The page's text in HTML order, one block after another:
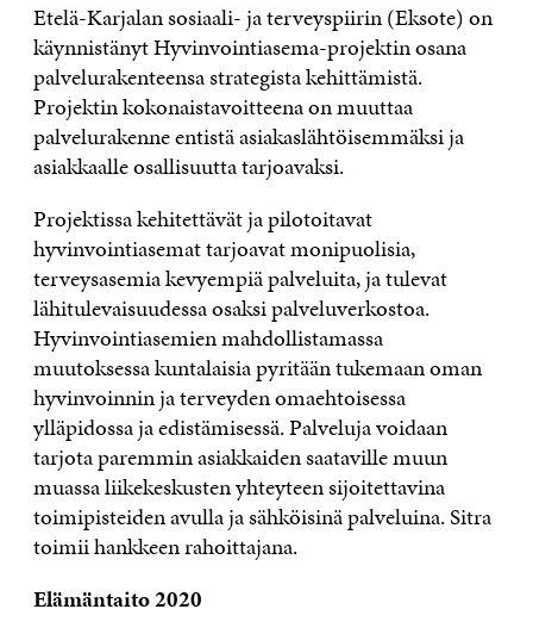
Etelä-Karjalan sosiaali- ja terveyspiirin (Eksote) on
käynnistänyt Hyvinvointiasema-projektin osana
palvelurakenteensa strategista kehittämistä.
Projektin kokonaistavoitteena on muuttaa
palvelurakenne entistä asiakaslähtöisemmäksi ja
asiakkaalle osallisuutta tarjoavaksi.
Projektissa kehitettävät ja pilotoitavat
hyvinvointiasemat tarjoavat monipuolisia,
terveysasemia kevyempiä palveluita, ja tulevat
lähitulevaisuudessa osaksi palveluverkostoa.
Hyvinvointiasemien mahdollistamassa
muutoksessa kuntalaisia pyritään tukemaan oman
hyvinvoinnin ja terveyden omaehtoisessa
ylläpidossa ja edistämisessä. Palveluja voidaan
tarjota paremmin asiakkaiden saataville muun
muassa liikekeskusten yhteyteen sijoitettavina
toimipisteiden avulla ja sähköisinä palveluina. Sitra
toimii hankkeen rahoittajana.
Elämäntaito 2020